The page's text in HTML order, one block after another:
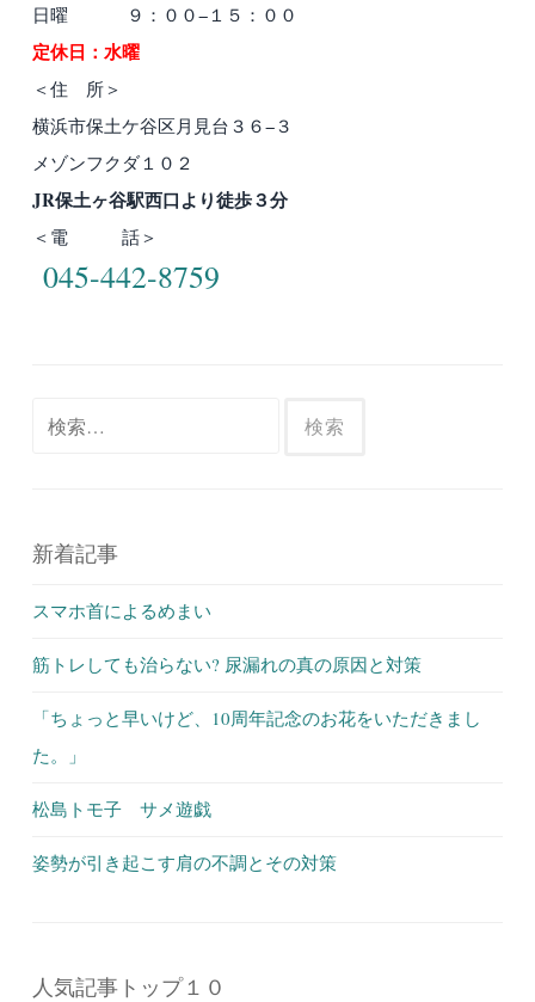
日曜 ９：００−１５：００
定休日：水曜
＜住 所＞
横浜市保土ケ谷区月見台３６−３
メゾンフクダ１０２
JR保土ヶ谷駅西口より徒歩３分
＜電 話＞
045-442-8759
新着記事
スマホ首によるめまい
筋トレしても治らない? 尿漏れの真の原因と対策
「ちょっと早いけど、10周年記念のお花をいただきまし
た。」
松島トモ子 サメ遊戯
姿勢が引き起こす肩の不調とその対策
人気記事トップ１０